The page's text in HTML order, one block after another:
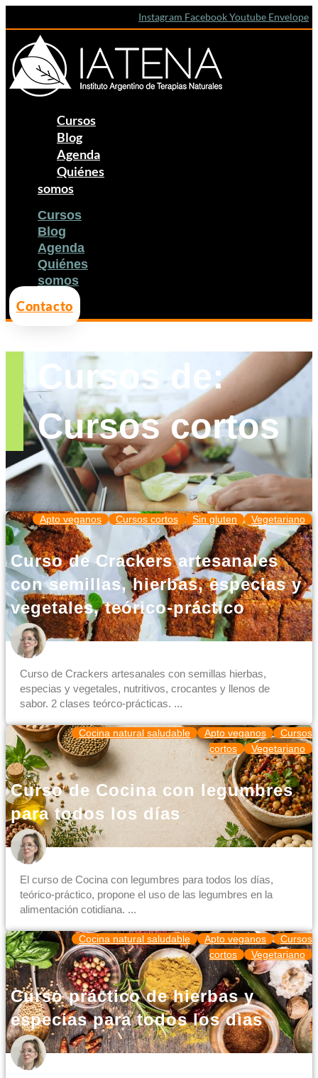
Ir
contenido
Instagram FacebookYoutube Envelope
Cursos
Blog
Agenda
Quiénes
somos
Cursos
Blog
Agenda
Quiénes
somos
Contacto
Cursos de:
Cursos cortos
Apto veganos Cursos cortos Sin gluten Vegetariano
Curso de Crackers artesanales
con semillas, hierbas, especias y
vegetales, teórico-práctico
Curso de Crackers artesanales con semillas hierbas,
especias y vegetales, nutritivos, crocantes y llenos de
sabor. 2 clases teórco-prácticas. ...
Cocina natural saludable Apto veganos
Cursos
cortos
Vegetariano
Curso de Cocina con legumbres
para todos los días
El curso de Cocina con legumbres para todos los días,
teórico-práctico, propone el uso de las legumbres en la
alimentación cotidiana. ...
Cocina natural saludable Apto veganos
Cursos
cortos
Vegetariano
Curso práctico de hierbas y
especias para todos los dìas